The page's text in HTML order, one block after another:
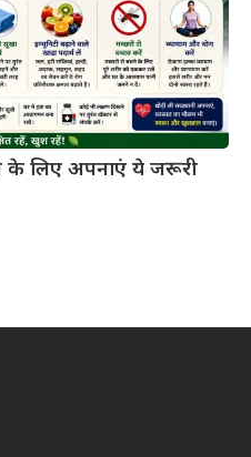
के लिए अपनाएं ये जरूरी